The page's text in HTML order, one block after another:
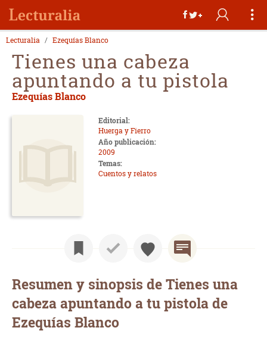
Lecturalia Ezequías Blanco
Tienes una cabeza
apuntando a tu pistola
Ezequías Blanco
Editorial:
Huerga y Fierro
Año publicación:
2009
Temas:
Cuentos y relatos
Resumen y sinopsis de Tienes una
cabeza apuntando a tu pistola de
Ezequías Blanco